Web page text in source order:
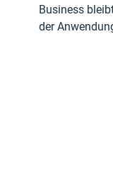
Business
der